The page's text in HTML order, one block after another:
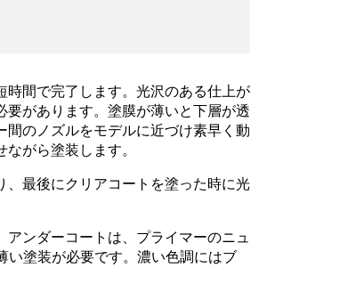
間で完了します。光沢のある仕上が
があります。塗膜が薄いと下層が透
のノズルをモデルに近づけ素早く動
がら塗装します。
最後にクリアコートを塗った時に光
ンダーコートは、プライマーのニュ
い塗装が必要です。濃い色調にはブ